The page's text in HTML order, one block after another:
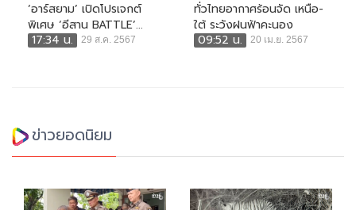
‘อาร์สยาม’ เปิดโปรเจกต์
พิเศษ ‘อีสาน BATTLE’...
17:34 น.
29 ส.ค. 2567
ทั่วไทยอากาศร้อนจัด เหนือ-
ใต้ ระวังฝนฟ้าคะนอง
09:52 น.
20 เม.ย. 2567
ข่าวยอดนิยม